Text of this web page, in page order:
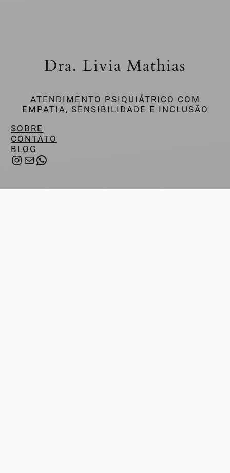
Dra. Livia Mathias
ATENDIMENTO PSIQUIÁTRICO COM
EMPATIA, SENSIBILIDADE E INCLUSÃO
SOBRE
CONTATO
BLOG
INSTAGRAM
E-MAILWHATSAPP